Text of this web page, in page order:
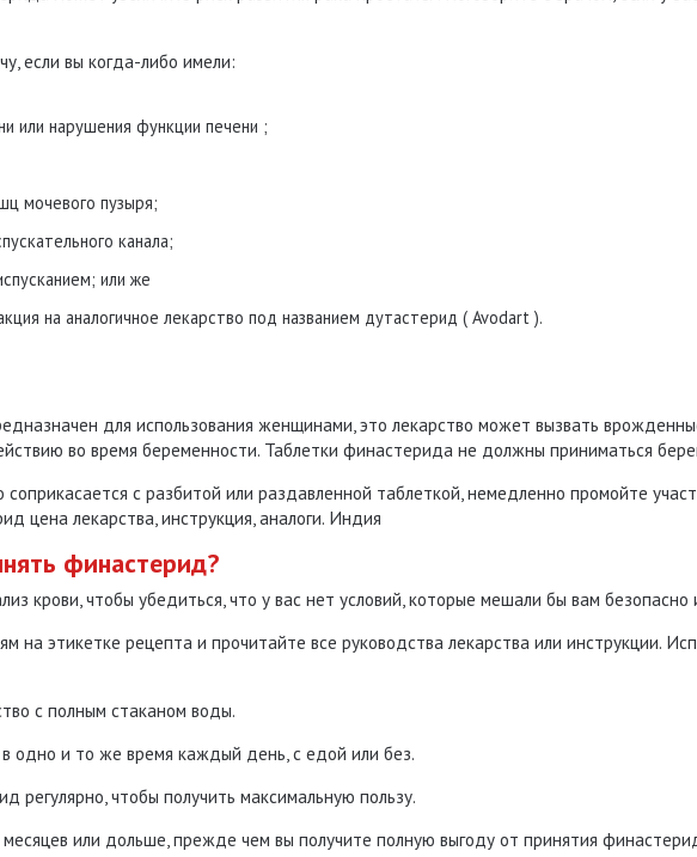
если вы когда-либо имели:
или нарушенияфункции печени ;
мочевого пузыря;
канала;
или же
на аналогичное лекарство под названием дутастерид (Avodart ).
для использования женщинами, это лекарство может вызвать
во время беременности. Таблетки финастерида не должны приниматься
с разбитой или раздавленной таблеткой, немедленно промойте
цена лекарства, инструкция, аналоги. Индия
финастерид?
крови, чтобы убедиться, что у вас нет условий, которые мешали бы вам
на этикетке рецепта и прочитайте все руководства лекарства или инструкции.
с полным стаканом воды.
одно и то же время каждый день, с едой или без.
регулярно, чтобы получить максимальную пользу.
или дольше, прежде чем вы получите полную выгоду от принятия